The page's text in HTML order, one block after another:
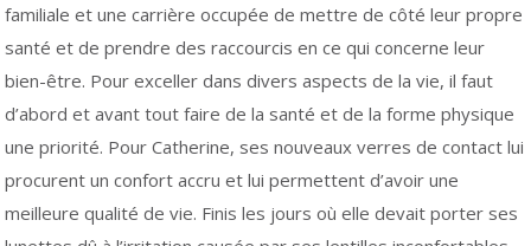
familiale et une carrière occupée de mettre de côté leur propre
santé et de prendre des raccourcis en ce qui concerne leur
bien-être. Pour exceller dans divers aspects de la vie, il faut
d’abord et avant tout faire de la santé et de la forme physique
une priorité. Pour Catherine, ses nouveaux verres de contact lui
procurent un confort accru et lui permettent d’avoir une
meilleure qualité de vie. Finis les jours où elle devait porter ses